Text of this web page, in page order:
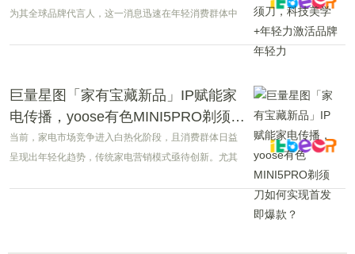
为其全球品牌代言人，这一消息迅速在年轻消费群体中
巨量星图「家有宝藏新品」IP赋能家
电传播，yoose有色MINI5PRO剃须刀
如何实现首发即爆款？
当前，家电市场竞争进入白热化阶段，且消费群体日益
呈现出年轻化趋势，传统家电营销模式亟待创新。尤其